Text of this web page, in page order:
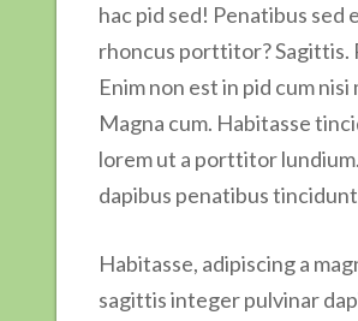
hac pid sed! Penatibus
rhoncus porttitor? Sagittis.
Enim non est in pid cum
Magna cum. Habitasse
lorem ut a porttitor
dapibus penatibus
Habitasse, adipiscing a
sagittis integer pulvinar